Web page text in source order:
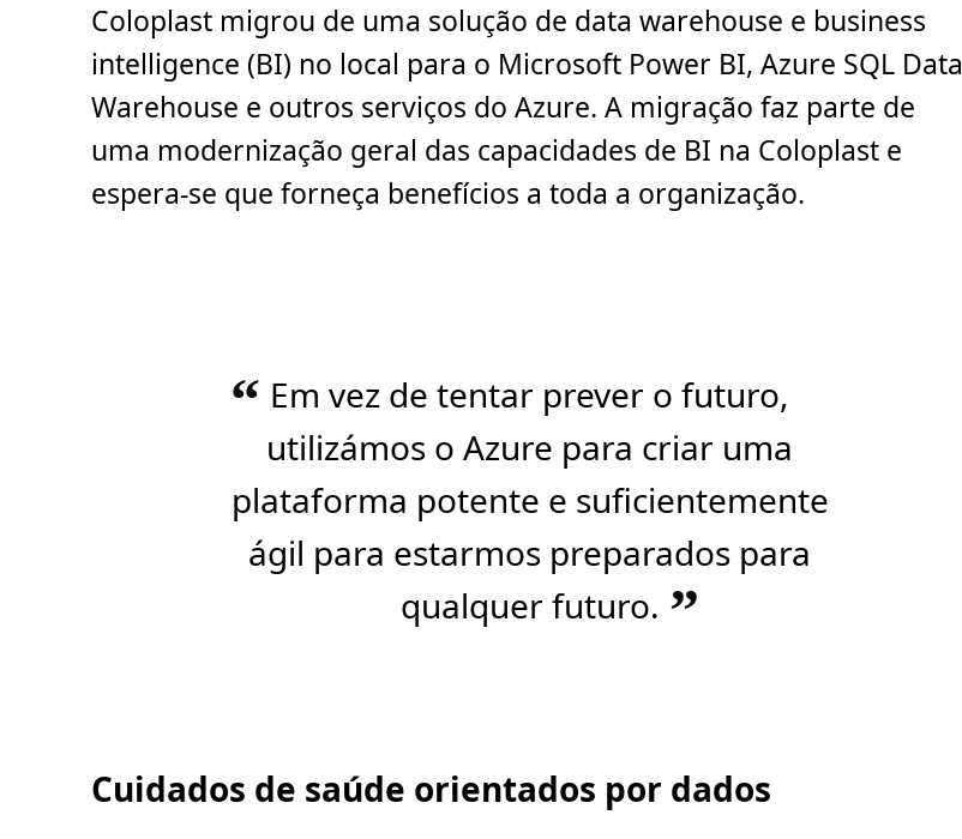
5
m
n
.
Coloplast migrou de uma solução de data warehouse e business
intelligence (BI) no local para o Microsoft Power BI, Azure SQL Data
Warehouse e outros serviços do Azure. A migração faz parte de
uma modernização geral das capacidades de BI na Coloplast e
espera-se que forneça benefícios a toda a organização.
“ Em vez de tentar prever o futuro,
utilizámos o Azure para criar uma
plataforma potente e suficientemente
ágil para estarmos preparados para
qualquer futuro. ”
Cuidados de saúde orientados por dados